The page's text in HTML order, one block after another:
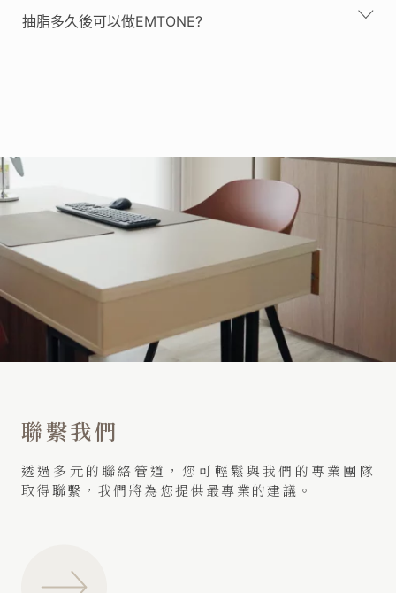
抽脂多久後可以做EMTONE?
聯繫我們
透過多元的聯絡管道，您可輕鬆與我們的專業團隊
取得聯繫，我們將為您提供最專業的建議。